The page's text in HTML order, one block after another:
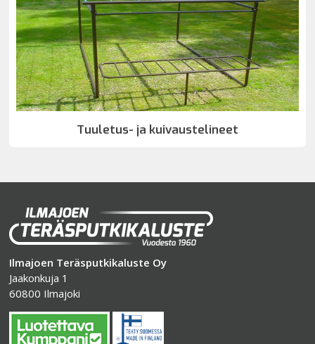
Tuuletus- ja kuivaustelineet
Ilmajoen Teräsputkikaluste Oy
Jaakonkuja 1
60800 Ilmajoki